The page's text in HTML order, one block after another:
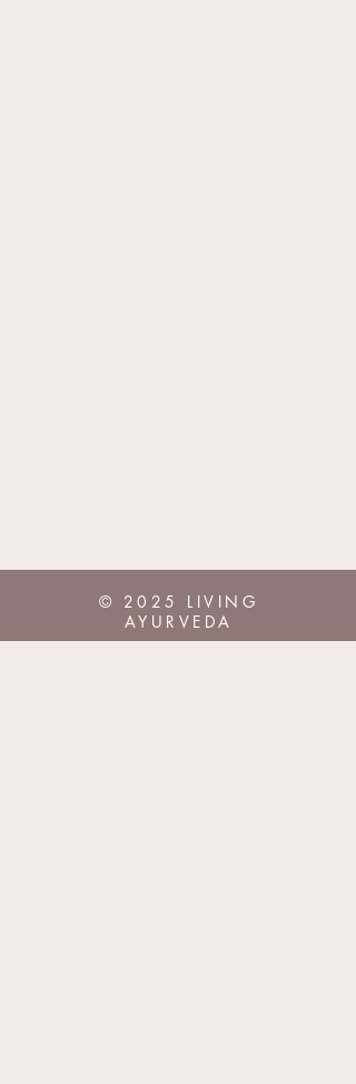
© 2025 LIVING
AYURVEDA